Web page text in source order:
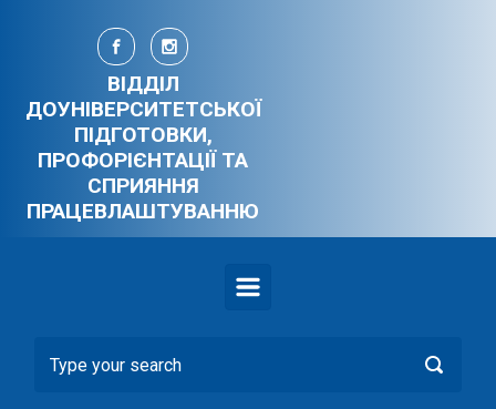
Skip to main content
ВІДДІЛ
ДОУНІВЕРСИТЕТСЬКОЇ
ПІДГОТОВКИ,
ПРОФОРІЄНТАЦІЇ ТА
СПРИЯННЯ
ПРАЦЕВЛАШТУВАННЮ